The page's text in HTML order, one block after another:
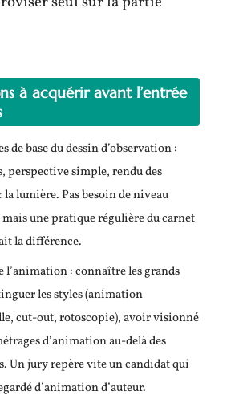
à acquérir avant l’entrée
de base du dessin d’observation :
perspective simple, rendu des
lumière. Pas besoin de niveau
une pratique régulière du carnet
la différence.
l’animation : connaître les grands
les styles (animation
cut-out, rotoscopie), avoir visionné
d’animation au-delà des
Un jury repère vite un candidat qui
d’animation d’auteur.